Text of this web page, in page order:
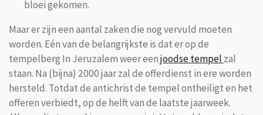
bloei gekomen.
Maar er zijn een aantal zaken die nog vervuld moeten
worden. Eén van de belangrijkste is dat er op de
tempelberg In Jeruzalem weer eenjoodse tempel zal
staan. Na (bijna) 2000 jaar zal de offerdienst in ere worden
hersteld. Totdat de antichrist de tempel ontheiligt en het
offeren verbiedt, op de helft van de laatste jaarweek.